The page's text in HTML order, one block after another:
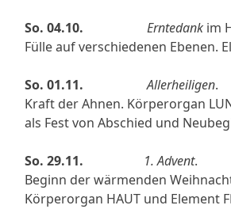
So. 04.10. Erntedank im
Fülle auf verschiedenen Ebenen.
So. 01.11. Allerheiligen.
Kraft der Ahnen. Körperorgan
als Fest von Abschied und
So. 29.11. 1. Advent.
Beginn der wärmenden
Körperorgan HAUT und Element